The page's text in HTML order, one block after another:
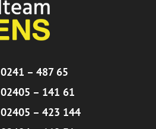
0241 – 487 65
02405 – 141 61
02405 – 423 144